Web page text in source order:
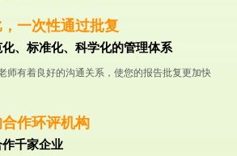
一次性通过批复
、标准化、科学化的管理体系
师有着良好的沟通关系，使您的报告批复更加快
作环评机构
千家企业